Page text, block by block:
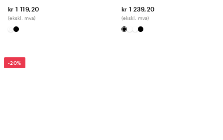
kr 1 119,20
(ekskl. mva)
kr 1 239,20
(ekskl. mva)
-20%